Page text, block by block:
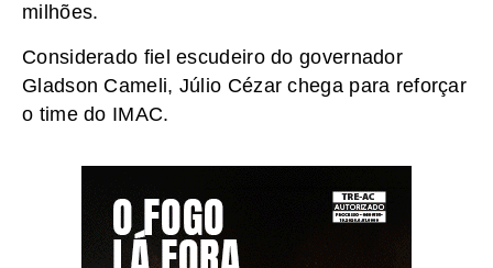
milhões.
Considerado fiel escudeiro do governador
Gladson Cameli, Júlio Cézar chega para reforçar
o time do IMAC.